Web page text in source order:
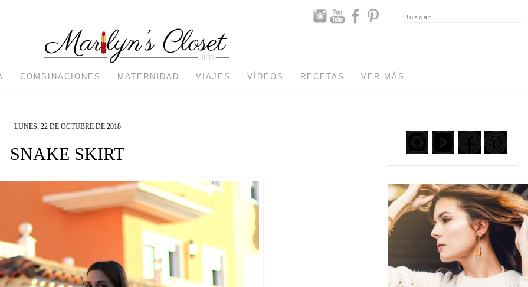
COMBINACIONES MATERNIDAD VIAJES VÍDEOS RECETAS VER MÁS
LUNES, 22 DE OCTUBRE DE 2018
SNAKE SKIRT